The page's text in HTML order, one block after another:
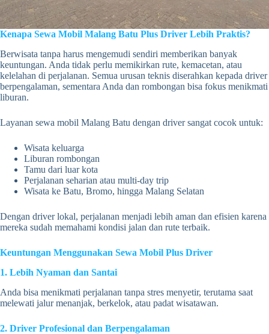
Kenapa Sewa Mobil Malang Batu Plus Driver Lebih Praktis?
Berwisata tanpa harus mengemudi sendiri memberikan banyak
keuntungan. Anda tidak perlu memikirkan rute, kemacetan, atau
kelelahan di perjalanan. Semua urusan teknis diserahkan kepada driver
berpengalaman, sementara Anda dan rombongan bisa fokus menikmati
liburan.
Layanan sewa mobil Malang Batu dengan driver sangat cocok untuk:
Wisata keluarga
Liburan rombongan
Tamu dari luar kota
Perjalanan seharian atau multi-day trip
Wisata ke Batu, Bromo, hingga Malang Selatan
Dengan driver lokal, perjalanan menjadi lebih aman dan efisien karena
mereka sudah memahami kondisi jalan dan rute terbaik.
Keuntungan Menggunakan Sewa Mobil Plus Driver
1. Lebih Nyaman dan Santai
Anda bisa menikmati perjalanan tanpa stres menyetir, terutama saat
melewati jalur menanjak, berkelok, atau padat wisatawan.
2. Driver Profesional dan Berpengalaman